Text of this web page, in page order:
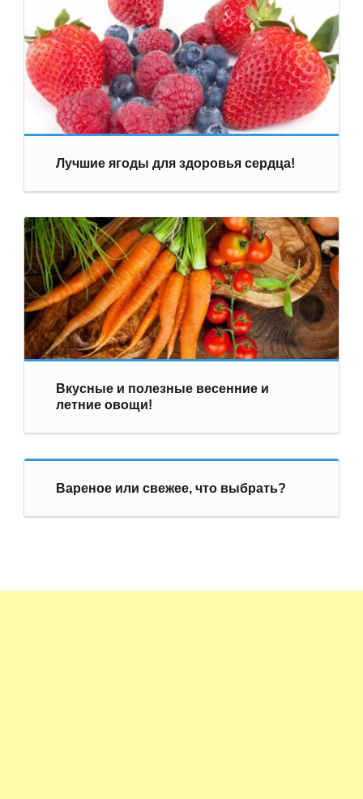
Лучшие ягоды для здоровья сердца!
Вкусные и полезные весенние и
летние овощи!
Вареное или свежее, что выбрать?